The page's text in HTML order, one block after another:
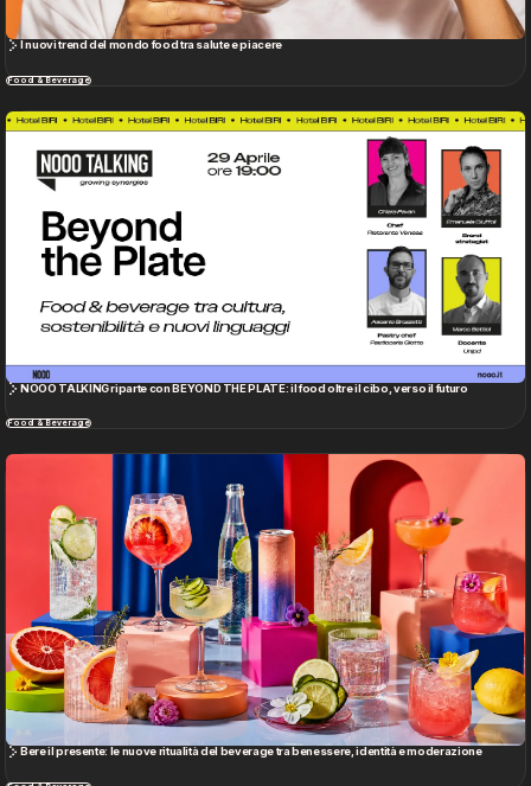
NOOO TALKING riparte con BEYOND THE PLATE: il food oltre il cibo, verso il futuro
Food & Beverage
Bere il presente: le nuove ritualità del beverage tra benessere, identità e moderazione
Food & Beverage